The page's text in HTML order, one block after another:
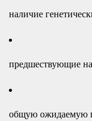
наличие
предшествующие
общую ожидаемую